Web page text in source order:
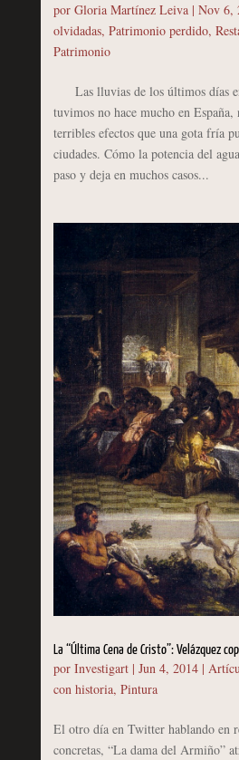
por Gloria Martínez Leiva| Nov 6,
olvidadas, Patrimonio perdido,
Patrimonio
Las lluvias de los últimos días
tuvimos no hace mucho en España,
terribles efectos que una gota fría
ciudades. Cómo la potencia del
paso y deja en muchos casos...
La “Última Cena de Cristo”: Velázquez
por Investigart| Jun 4, 2014|
con historia, Pintura
El otro día en Twitter hablando en
concretas, “La dama del Armiño”